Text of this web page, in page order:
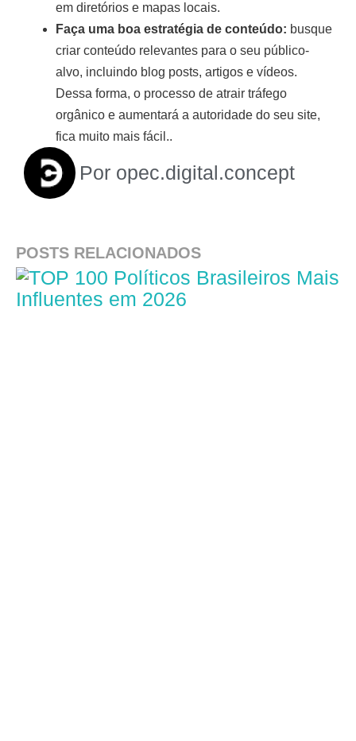
em diretórios e mapas locais.
Faça uma boa estratégia de conteúdo: busque
criar conteúdo relevantes para o seu público-
alvo, incluindo blog posts, artigos e vídeos.
Dessa forma, o processo de atrair tráfego
orgânico e aumentará a autoridade do seu site,
fica muito mais fácil..
Por opec.digital.concept
POSTS RELACIONADOS